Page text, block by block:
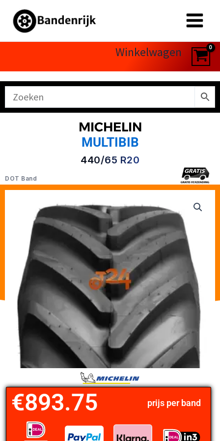
naar
Winkelwagen
MICHELIN
MULTIBIB
440/65 R20
DOT Band
prijs per band
€893.75